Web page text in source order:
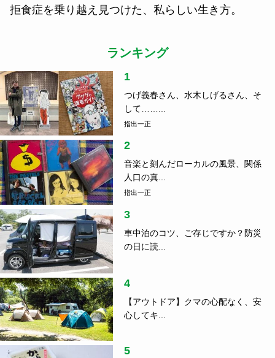
拒食症を乗り越え見つけた、私らしい生き方。
ランキング
1
つげ義春さん、水木しげるさん、そ
して……...
指出一正
2
音楽と刻んだローカルの風景、関係
人口の真...
指出一正
3
車中泊のコツ、ご存じですか？防災
の日に読...
4
【アウトドア】クマの心配なく、安
心してキ...
5